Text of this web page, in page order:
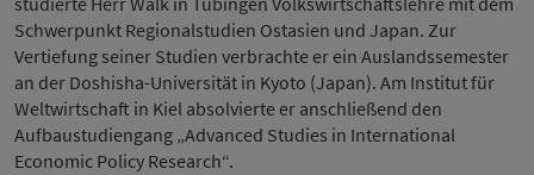
Schwerpunkt Regionalstudien Ostasien und Japan. Zur
Vertiefung seiner Studien verbrachte er ein Auslandssemester
an der Doshisha-Universität in Kyoto (Japan). Am Institut für
Weltwirtschaft in Kiel absolvierte er anschließend den
Aufbaustudiengang „Advanced Studies in International
Economic Policy Research“.